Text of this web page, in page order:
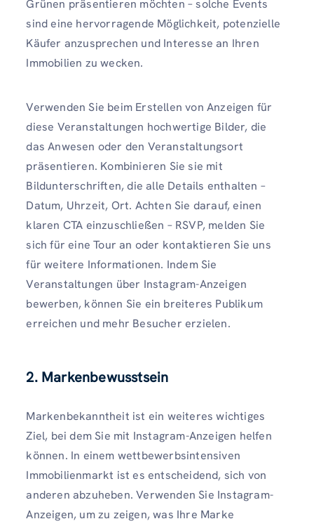
Grünen präsentieren möchten – solche Events
sind eine hervorragende Möglichkeit, potenzielle
Käufer anzusprechen und Interesse an Ihren
Immobilien zu wecken.
Verwenden Sie beim Erstellen von Anzeigen für
diese Veranstaltungen hochwertige Bilder, die
das Anwesen oder den Veranstaltungsort
präsentieren. Kombinieren Sie sie mit
Bildunterschriften, die alle Details enthalten –
Datum, Uhrzeit, Ort. Achten Sie darauf, einen
klaren CTA einzuschließen – RSVP, melden Sie
sich für eine Tour an oder kontaktieren Sie uns
für weitere Informationen. Indem Sie
Veranstaltungen über Instagram-Anzeigen
bewerben, können Sie ein breiteres Publikum
erreichen und mehr Besucher erzielen.
2. Markenbewusstsein
Markenbekanntheit ist ein weiteres wichtiges
Ziel, bei dem Sie mit Instagram-Anzeigen helfen
können. In einem wettbewerbsintensiven
Immobilienmarkt ist es entscheidend, sich von
anderen abzuheben. Verwenden Sie Instagram-
Anzeigen, um zu zeigen, was Ihre Marke